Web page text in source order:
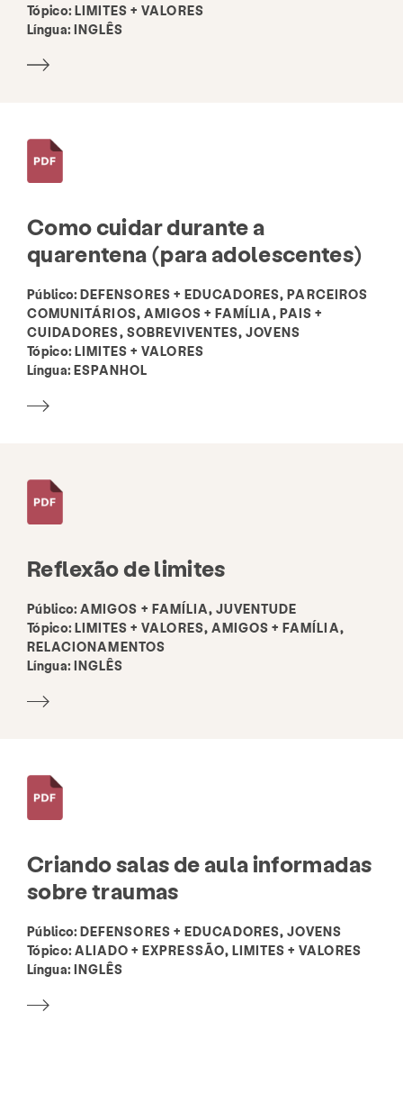
Tópico: LIMITES + VALORES
Língua: INGLÊS
Como cuidar durante a
quarentena (para adolescentes)
Público:DEFENSORES + EDUCADORES, PARCEIROS
COMUNITÁRIOS, AMIGOS + FAMÍLIA, PAIS +
CUIDADORES, SOBREVIVENTES, JOVENS
Tópico: LIMITES + VALORES
Língua: ESPANHOL
Reflexão de limites
Público:AMIGOS + FAMÍLIA, JUVENTUDE
Tópico: LIMITES + VALORES, AMIGOS + FAMÍLIA,
RELACIONAMENTOS
Língua: INGLÊS
Criando salas de aula informadas
sobre traumas
Público:DEFENSORES + EDUCADORES, JOVENS
Tópico: ALIADO + EXPRESSÃO, LIMITES + VALORES
Língua: INGLÊS